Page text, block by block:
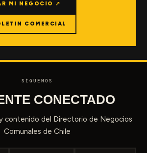
MI NEGOCIO ↗
COMERCIAL
SÍGUENOS
CONECTADO
contenido del Directorio de Negocios
Comunales de Chile